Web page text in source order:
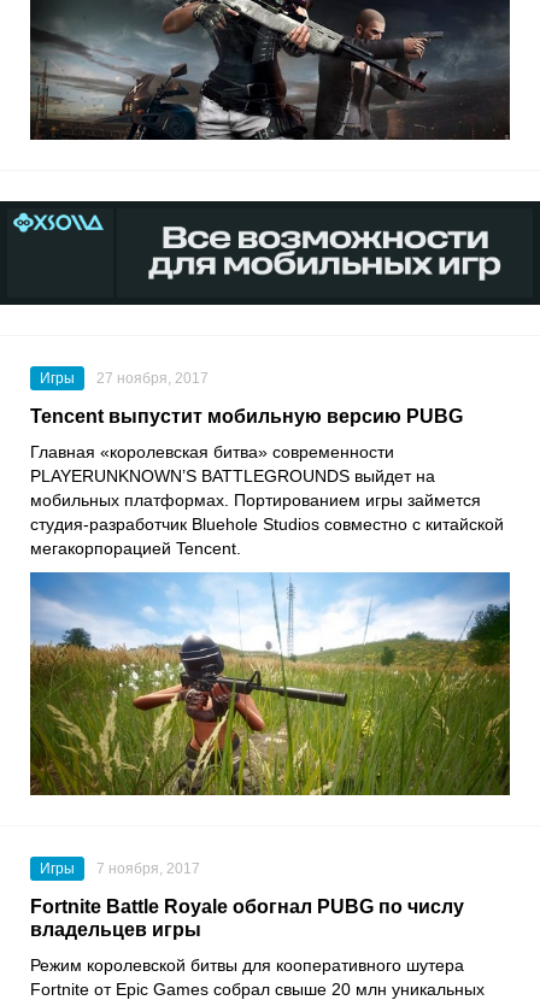
Игры 27 ноября, 2017
Tencent выпустит мобильную версию PUBG
Главная «королевская битва» современности
PLAYERUNKNOWN’S BATTLEGROUNDS выйдет на
мобильных платформах. Портированием игры займется
студия-разработчик Bluehole Studios совместно с китайской
мегакорпорацией Tencent.
Игры 7 ноября, 2017
Fortnite Battle Royale обогнал PUBG по числу
владельцев игры
Режим королевской битвы для кооперативного шутера
Fortnite от Epic Games собрал свыше 20 млн уникальных